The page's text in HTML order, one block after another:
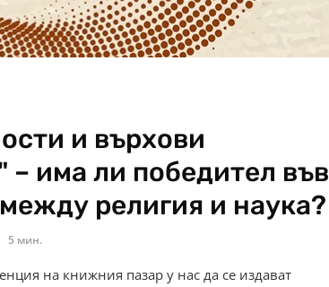
и върхови
има ли победител във
религия и наука?
5 мин.
на книжния пазар у нас да се издават